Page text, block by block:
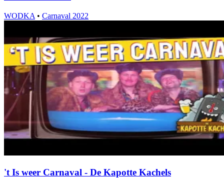
WODKA • Carnaval 2022
't Is weer Carnaval - De Kapotte Kachels